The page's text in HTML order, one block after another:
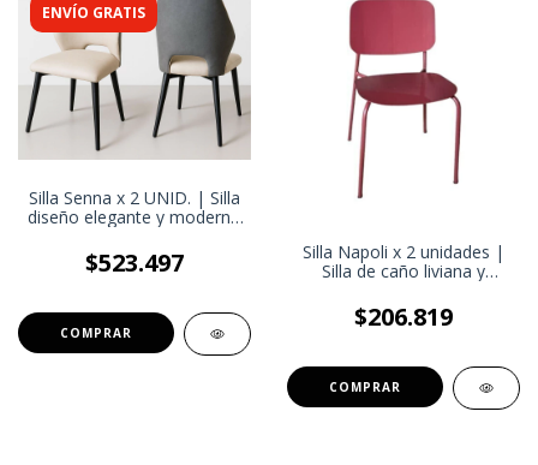
ENVÍO GRATIS
Silla Senna x 2 UNID. | Silla
diseño elegante y moderno
estar Oficina
$523.497
Silla Napoli x 2 unidades |
Silla de caño liviana y
$206.819